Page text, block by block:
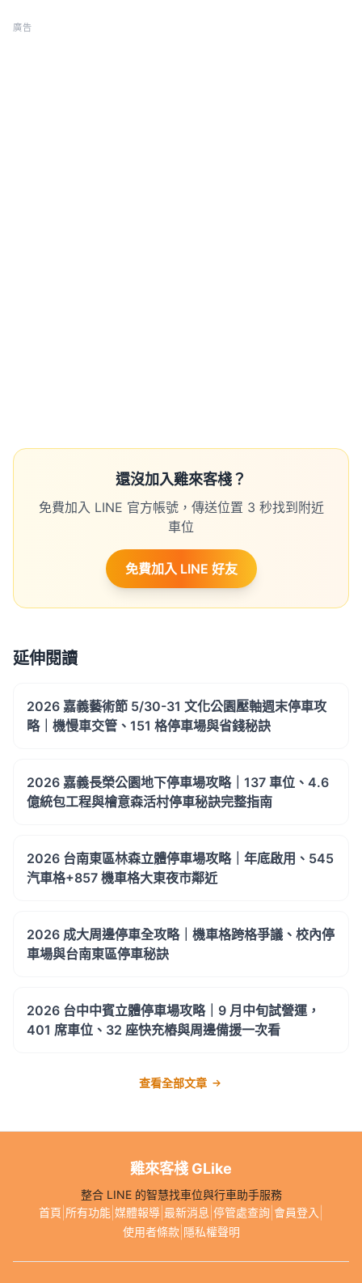
廣告
還沒加入雞來客棧？
免費加入 LINE 官方帳號，傳送位置 3 秒找到附近
車位
免費加入 LINE 好友
延伸閱讀
2026 嘉義藝術節 5/30-31 文化公園壓軸週末停車攻
略｜機慢車交管、151 格停車場與省錢秘訣
2026 嘉義長榮公園地下停車場攻略｜137 車位、4.6
億統包工程與檜意森活村停車秘訣完整指南
2026 台南東區林森立體停車場攻略｜年底啟用、545
汽車格+857 機車格大東夜市鄰近
2026 成大周邊停車全攻略｜機車格跨格爭議、校內停
車場與台南東區停車秘訣
2026 台中中賓立體停車場攻略｜9 月中旬試營運，
401 席車位、32 座快充樁與周邊備援一次看
查看全部文章
雞來客棧 GLike
整合 LINE 的智慧找車位與行車助手服務
首頁 所有功能 媒體報導 最新消息 停管處查詢 會員登入
使用者條款| 隱私權聲明